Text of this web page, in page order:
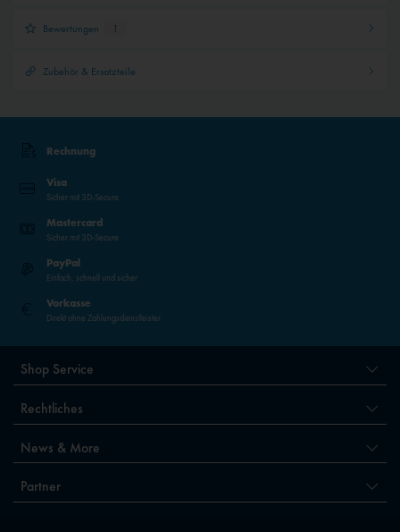
Bewertungen 1
Zubehör & Ersatzteile
Rechnung
Visa
Sicher mit 3D-Secure
Mastercard
Sicher mit 3D-Secure
PayPal
Einfach, schnell und sicher
Vorkasse
Direkt ohne Zahlungsdienstleister
Shop Service
Rechtliches
News & More
Partner